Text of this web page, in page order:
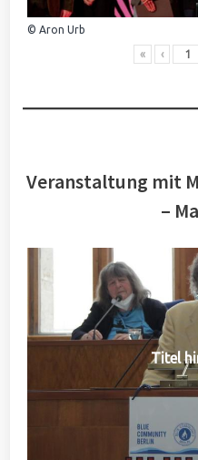
© Aron Urb
« ‹
Veranstaltung mit
–
Titel